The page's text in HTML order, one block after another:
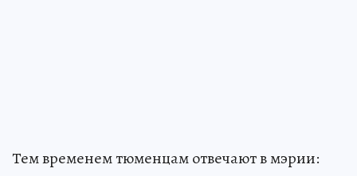
Тем временем тюменцам отвечают в мэрии: